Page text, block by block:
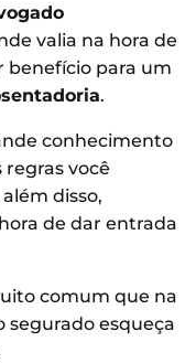
valia na hora de
benefício para um
.
conhecimento
regras você
disso,
de dar entrada
comum que na
segurado esqueça